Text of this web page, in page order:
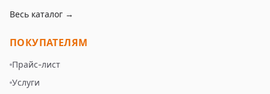
Весь каталог →
ПОКУПАТЕЛЯМ
Прайс-лист
Услуги